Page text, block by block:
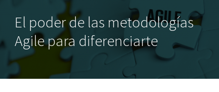
Búsqueda
Evaluación
Transformación
El poder de las metodologías
Agile para diferenciarte